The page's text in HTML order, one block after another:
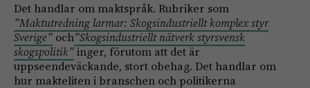
Det handlar om maktspråk. Rubriker som
”Maktutredning larmar: Skogsindustriellt komplex styr
Sverige” och”Skogsindustriellt nätverk styrsvensk
skogspolitik”inger, förutom att det är
uppseendeväckande, stort obehag. Det handlar om
hur makteliten i branschen och politikerna